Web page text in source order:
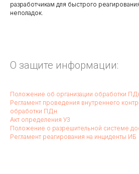
разработчикам для быстрого
неполадок.
О защите информации:
Положение об организации обработки
Регламент проведения внутреннего
обработки ПДн
Акт определения УЗ
Положение о разрешительной системе
Регламент реагирования на инциденты ИБ